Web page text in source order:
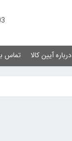
درباره آیین کالا تماس